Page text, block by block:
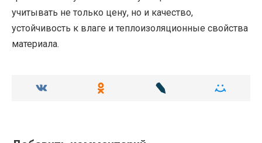
учитывать не только цену, но и качество,
устойчивость к влаге и теплоизоляционные свойства
материала.